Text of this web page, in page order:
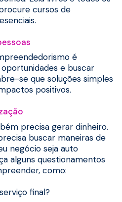
cursos de
é
e buscar
se que soluções simples
positivos.
precisa gerar dinheiro.
buscar maneiras de
negócio seja auto
alguns questionamentos
como:
final?